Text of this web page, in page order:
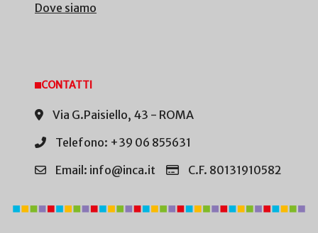
Dove siamo
CONTATTI
Via G.Paisiello, 43 - ROMA
Telefono: +39 06 855631
Email: info@inca.it
C.F. 80131910582